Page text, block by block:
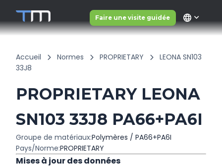
Faire une visite guidée language
Accueil Normes PROPRIETARY
LEONA SN103
33J8
PROPRIETARY LEONA
SN103 33J8 PA66+PA6I
Groupe de matériaux:Polymères / PA66+PA6I
Pays/Norme:PROPRIETARY
Mises à jour des données